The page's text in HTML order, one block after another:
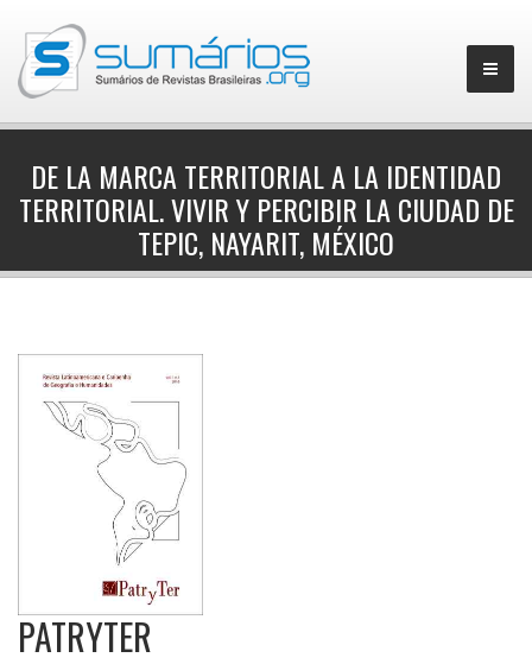
▼
DE LA MARCA TERRITORIAL A LA IDENTIDAD
TERRITORIAL. VIVIR Y PERCIBIR LA CIUDAD DE
TEPIC, NAYARIT, MÉXICO
PATRYTER